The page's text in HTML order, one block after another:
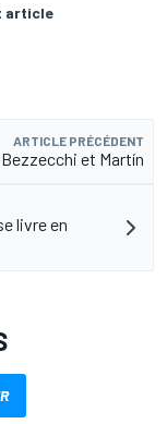
article
ARTICLE PRÉCÉDENT
et Martín
livre en